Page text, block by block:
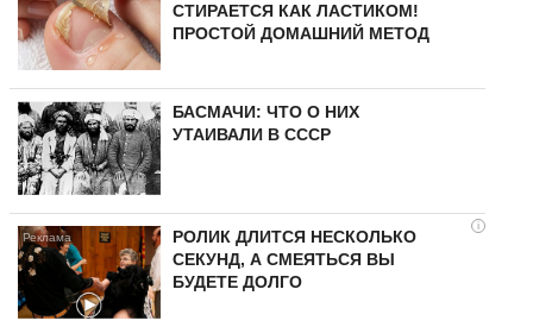
СТИРАЕТСЯ КАК ЛАСТИКОМ!
ПРОСТОЙ ДОМАШНИЙ МЕТОД
БАСМАЧИ: ЧТО О НИХ
УТАИВАЛИ В СССР
i
РОЛИК ДЛИТСЯ НЕСКОЛЬКО
СЕКУНД, А СМЕЯТЬСЯ ВЫ
БУДЕТЕ ДОЛГО